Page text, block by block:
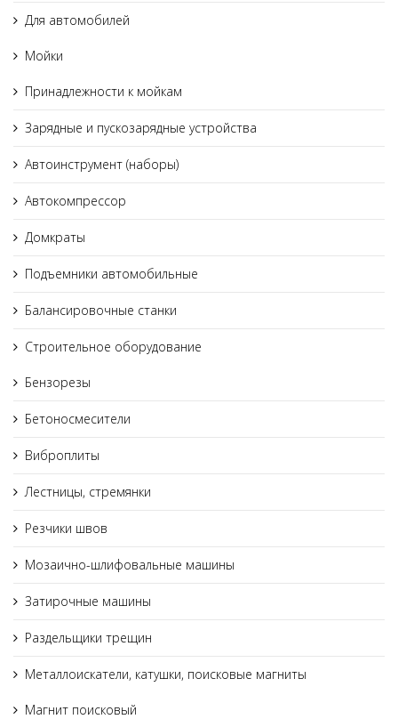
Для автомобилей
Мойки
Принадлежности к мойкам
Зарядные и пускозарядные устройства
Автоинструмент (наборы)
Автокомпрессор
Домкраты
Подъемники автомобильные
Балансировочные станки
Строительное оборудование
Бензорезы
Бетоносмесители
Виброплиты
Лестницы, стремянки
Резчики швов
Мозаично-шлифовальные машины
Затирочные машины
Раздельщики трещин
Металлоискатели, катушки, поисковые магниты
Магнит поисковый